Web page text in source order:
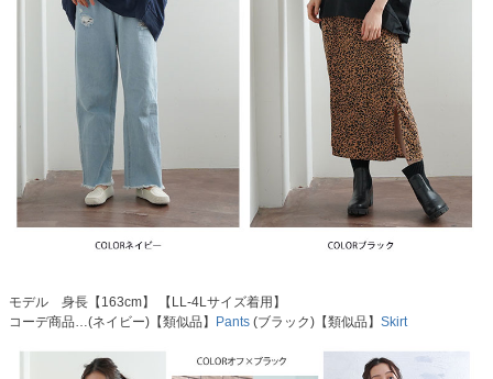
モデル 身長【163cm】 【LL-4Lサイズ着用】
コーデ商品…(ネイビー)【類似品】 Pants (ブラック)【類似品】 Skirt